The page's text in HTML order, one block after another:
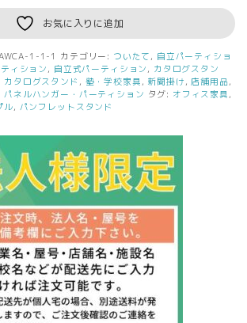
お気に入りに追加
1-1-1 カテゴリー: ついたて , 自立パーティショ
ィション , 自立式パーティション , カタログスタン
カタログスタンド , 塾・学校家具 , 新聞掛け , 店舗用品,
パネルハンガー・パーティション タグ: オフィス家具 ,
ル, パンフレットスタンド